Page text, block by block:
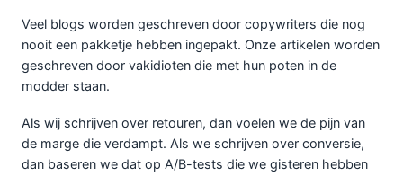
Veel blogs worden geschreven door copywriters die nog
nooit een pakketje hebben ingepakt. Onze artikelen worden
geschreven door vakidioten die met hun poten in de
modder staan.
Als wij schrijven over retouren, dan voelen we de pijn van
de marge die verdampt. Als we schrijven over conversie,
dan baseren we dat op A/B-tests die we gisteren hebben